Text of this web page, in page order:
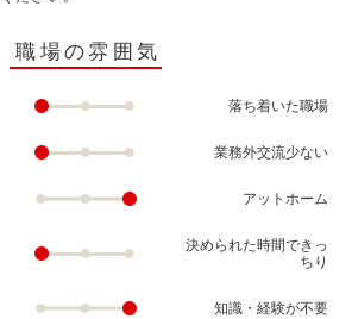
職場の雰囲気
落ち着いた職場
業務外交流少ない
アットホーム
決められた時間できっ
ちり
知識・経験が不要